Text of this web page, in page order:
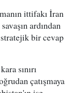
ittifakı İran
ardından
bir cevap
sınırı
çatışmaya